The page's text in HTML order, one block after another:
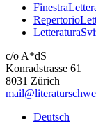
c/o A*dS
Konradstrasse 61
8031 Zürich
Deutsch